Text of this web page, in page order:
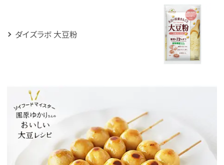
ダイズラボ 大豆粉